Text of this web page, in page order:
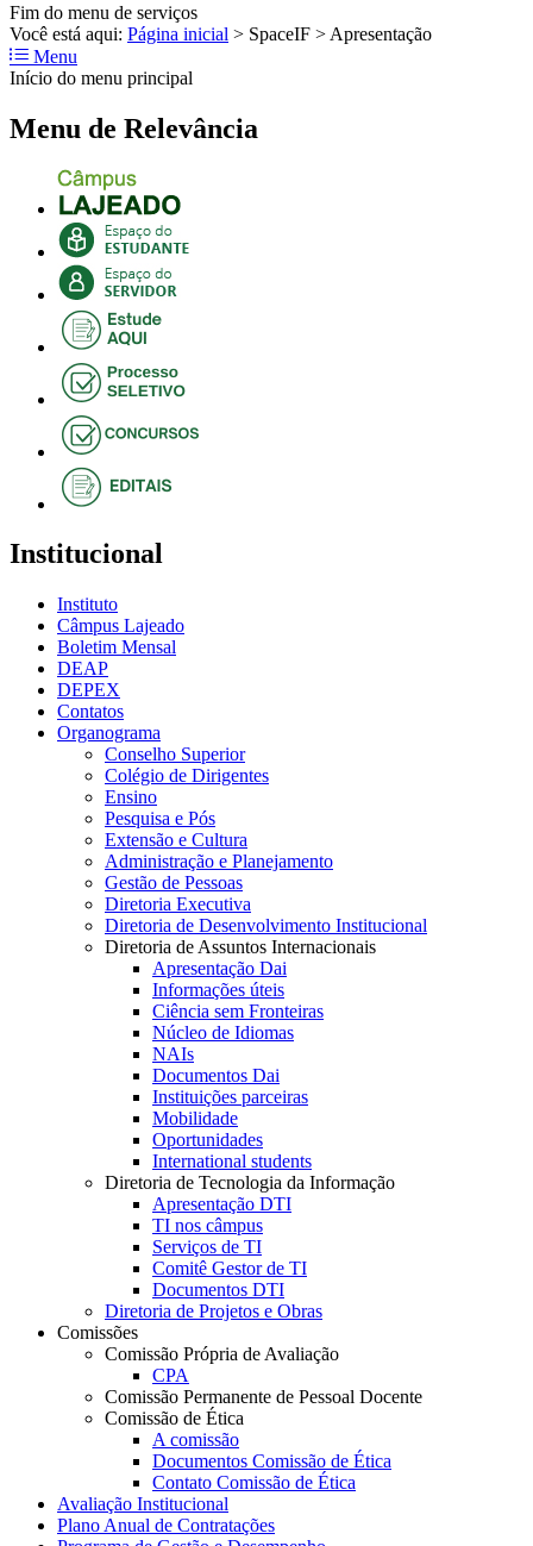
Fim do menu de serviços
Você está aqui: Página inicial > SpaceIF > Apresentação
Menu
Início do menu principal
Menu de Relevância
Institucional
Instituto
Câmpus Lajeado
Boletim Mensal
DEAP
DEPEX
Contatos
Organograma
Conselho Superior
Colégio de Dirigentes
Ensino
Pesquisa e Pós
Extensão e Cultura
Administração e Planejamento
Gestão de Pessoas
Diretoria Executiva
Diretoria de Desenvolvimento Institucional
Diretoria de Assuntos Internacionais
Apresentação Dai
Informações úteis
Ciência sem Fronteiras
Núcleo de Idiomas
NAIs
Documentos Dai
Instituições parceiras
Mobilidade
Oportunidades
International students
Diretoria de Tecnologia da Informação
Apresentação DTI
TI nos câmpus
Serviços de TI
Comitê Gestor de TI
Documentos DTI
Diretoria de Projetos e Obras
Comissões
Comissão Própria de Avaliação
CPA
Comissão Permanente de Pessoal Docente
Comissão de Ética
A comissão
Documentos Comissão de Ética
Contato Comissão de Ética
Avaliação Institucional
Plano Anual de Contratações